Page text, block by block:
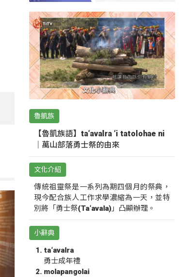
魯凱族
【魯凱族語】ta‘avalra ‘i tatolohae ni
｜萬山部落勇士祭的由來
文化介紹
傳統祖靈祭是一系列為期四個月的祭典，
現今配合族人工作求學濃縮為一天，並特
別將「勇士祭(Ta‘avala)」凸顯辦理。
小辭典
ta‘avalra
勇士成年禮
molapangolai